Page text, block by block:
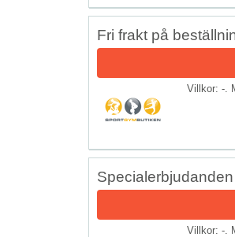
Fri frakt på
Villkor: -.
Villkor: -.